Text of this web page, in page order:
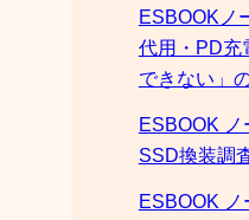
ESBOOKノ
代用・PD充
できない」
ESBOOK
SSD換装調
ESBOOK